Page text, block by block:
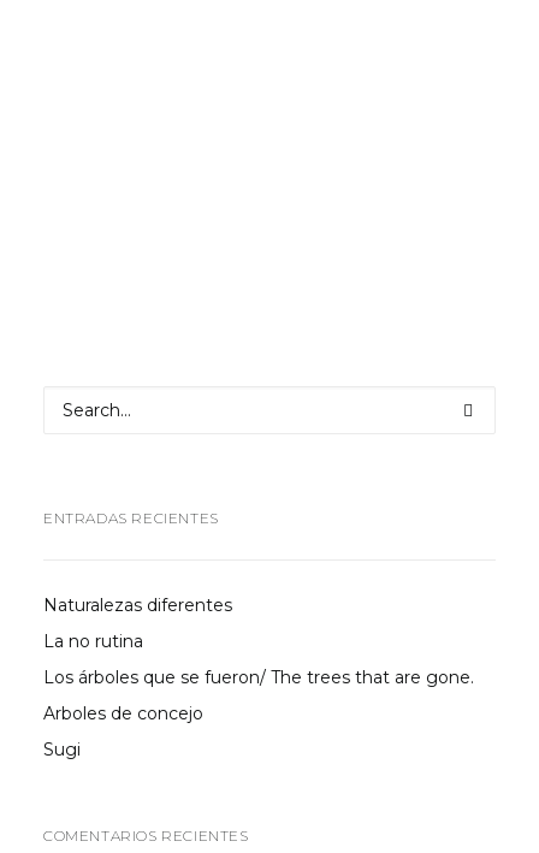
ENTRADAS RECIENTES
Naturalezas diferentes
La no rutina
Los árboles que se fueron/ The trees that are gone.
Arboles de concejo
Sugi
COMENTARIOS RECIENTES